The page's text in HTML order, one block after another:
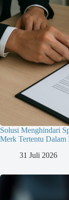
Solusi Menghindari
Merk Tertentu Dalam
31 Juli 2026